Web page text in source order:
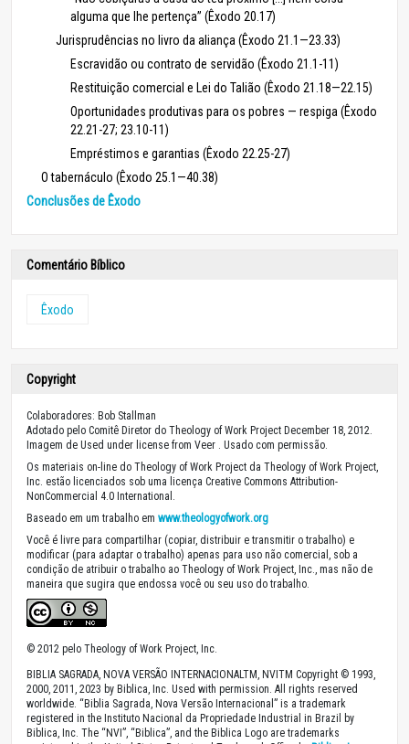
alguma que lhe pertença” (Êxodo 20.17)
Jurisprudências no livro da aliança (Êxodo 21.1—23.33)
Escravidão ou contrato de servidão (Êxodo 21.1-11)
Restituição comercial e Lei do Talião (Êxodo 21.18—22.15)
Oportunidades produtivas para os pobres — respiga (Êxodo
22.21-27; 23.10-11)
Empréstimos e garantias (Êxodo 22.25-27)
O tabernáculo (Êxodo 25.1—40.38)
Conclusões de Êxodo
Comentário Bíblico
Êxodo
Copyright
Colaboradores: Bob Stallman
Adotado pelo Comitê Diretor do Theology of Work Project December 18, 2012.
Imagem de Used under license from Veer . Usado com permissão.
Os materiais on-line do Theology of Work Project da Theology of Work Project,
Inc. estão licenciados sob uma licença Creative Commons Attribution-
NonCommercial 4.0 International.
Baseado em um trabalho em www.theologyofwork.org
Você é livre para compartilhar (copiar, distribuir e transmitir o trabalho) e
modificar (para adaptar o trabalho) apenas para uso não comercial, sob a
condição de atribuir o trabalho ao Theology of Work Project, Inc., mas não de
maneira que sugira que endossa você ou seu uso do trabalho.
© 2012 pelo Theology of Work Project, Inc.
BIBLIA SAGRADA, NOVA VERSÃO INTERNACIONALTM, NVITM Copyright © 1993,
2000, 2011, 2023 by Biblica, Inc. Used with permission. All rights reserved
worldwide. “Biblia Sagrada, Nova Versão Internacional” is a trademark
registered in the Instituto Nacional da Propriedade Industrial in Brazil by
Biblica, Inc. The “NVI”, “Biblica”, and the Biblica Logo are trademarks